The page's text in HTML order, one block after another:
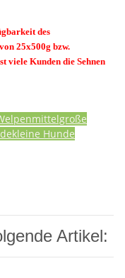
des
25x500g bzw.
viele Kunden die Sehnen
mittelgroße
kleine Hunde
Artikel: